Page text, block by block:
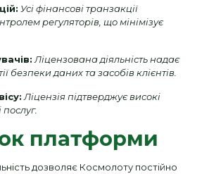
Усі фінансові транзакції
регуляторів, що мінімізує
Ліцензована діяльність надає
безпеки даних та засобів клієнтів.
Ліцензія підтверджує високі
платформи
дозволяє Космолоту постійно